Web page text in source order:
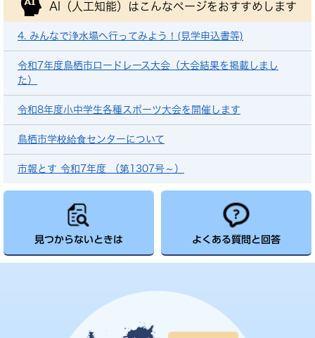
AI（人工知能）は こんなページをおすすめします
4. みんなで浄水場へ行ってみよう！(見学申込書等)
令和7年度鳥栖市ロードレース大会（大会結果を掲載しまし
た）
令和8年度小中学生各種スポーツ大会を開催します
鳥栖市学校給食センターについて
市報とす 令和7年度 （第1307号～）
見つからないときは よくある質問と回答